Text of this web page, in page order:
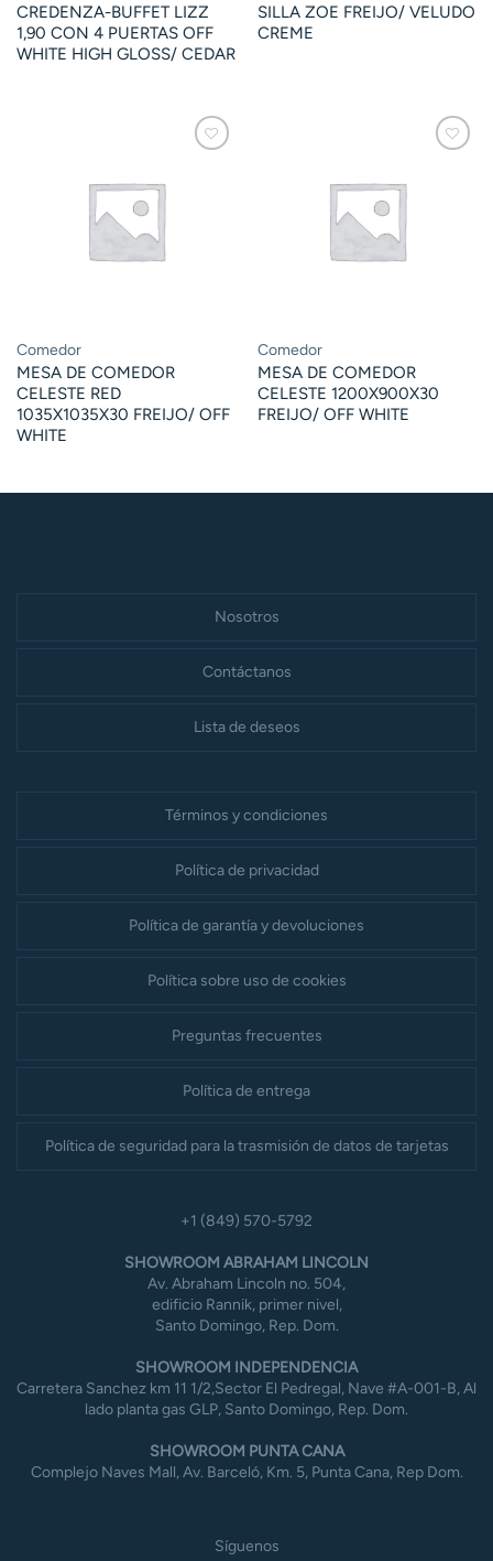
CREDENZA-BUFFET LIZZ
1,90 CON 4 PUERTAS OFF
WHITE HIGH GLOSS/ CEDAR
SILLA ZOE FREIJO/ VELUDO
CREME
Comedor
MESA DE COMEDOR
CELESTE RED
1035X1035X30 FREIJO/ OFF
WHITE
Comedor
MESA DE COMEDOR
CELESTE 1200X900X30
FREIJO/ OFF WHITE
Nosotros
Contáctanos
Lista de deseos
Términos y condiciones
Política de privacidad
Política de garantía y devoluciones
Política sobre uso de cookies
Preguntas frecuentes
Política de entrega
Política de seguridad para la trasmisión de datos de tarjetas
+1 (849) 570-5792
SHOWROOM ABRAHAM LINCOLN
Av. Abraham Lincoln no. 504,
edificio Rannik, primer nivel,
Santo Domingo, Rep. Dom.
SHOWROOM INDEPENDENCIA
Carretera Sanchez km 11 1/2,Sector El Pedregal, Nave #A-001-B, Al
lado planta gas GLP, Santo Domingo, Rep. Dom.
SHOWROOM PUNTA CANA
Complejo Naves Mall, Av. Barceló, Km. 5, Punta Cana, Rep Dom.
Síguenos